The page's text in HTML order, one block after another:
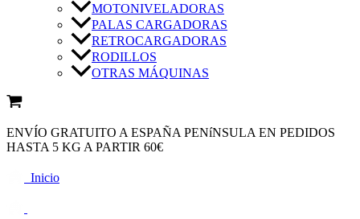
MOTONIVELADORAS
PALAS CARGADORAS
RETROCARGADORAS
RODILLOS
OTRAS MÁQUINAS
ENVÍO GRATUITO A ESPAÑA PENíNSULA EN PEDIDOS
HASTA 5 KG A PARTIR 60€
Inicio